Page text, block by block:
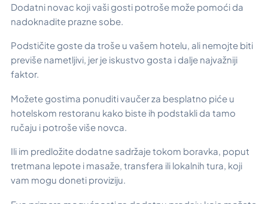
Dodatni novac koji vaši gosti potroše može pomoći da
nadoknadite prazne sobe.
Podstičite goste da troše u vašem hotelu, ali nemojte biti
previše nametljivi, jer je iskustvo gosta i dalje najvažniji
faktor.
Možete gostima ponuditi vaučer za besplatno piće u
hotelskom restoranu kako biste ih podstakli da tamo
ručaju i potroše više novca.
Ili im predložite dodatne sadržaje tokom boravka, poput
tretmana lepote i masaže, transfera ili lokalnih tura, koji
vam mogu doneti proviziju.